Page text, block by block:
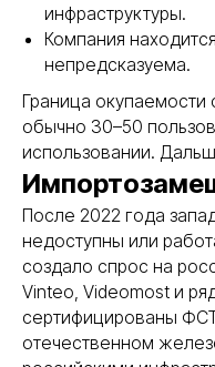
инфраструктуры.
Компания
непредсказуема.
Граница
обычно 30–50
использовании.
После 2022 года
недоступны или
создало спрос на
Vinteo, Videomost и
сертифицированы
отечественном
Ваше имя
Ваш номер
+7
Add file
Я даю согласие на
данных в соответствии с
конфиденциальности
Оставить